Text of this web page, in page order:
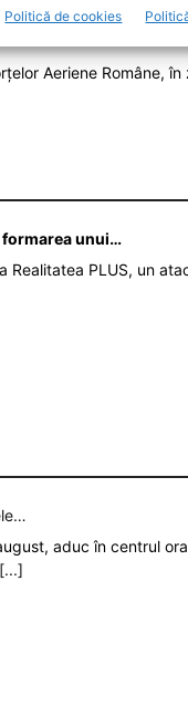
Politică de cookies
Aeriene Române,
formarea unui…
Realitatea PLUS, un
aduc în centrul
[...]